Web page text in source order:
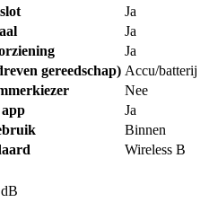
Ja
Ja
Ja
gereedschap) Accu/batterij
Nee
Ja
Binnen
Wireless B